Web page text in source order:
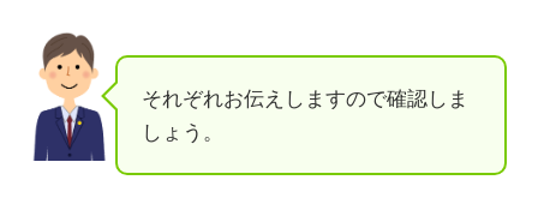
それぞれお伝えしますので確認しま
しょう。